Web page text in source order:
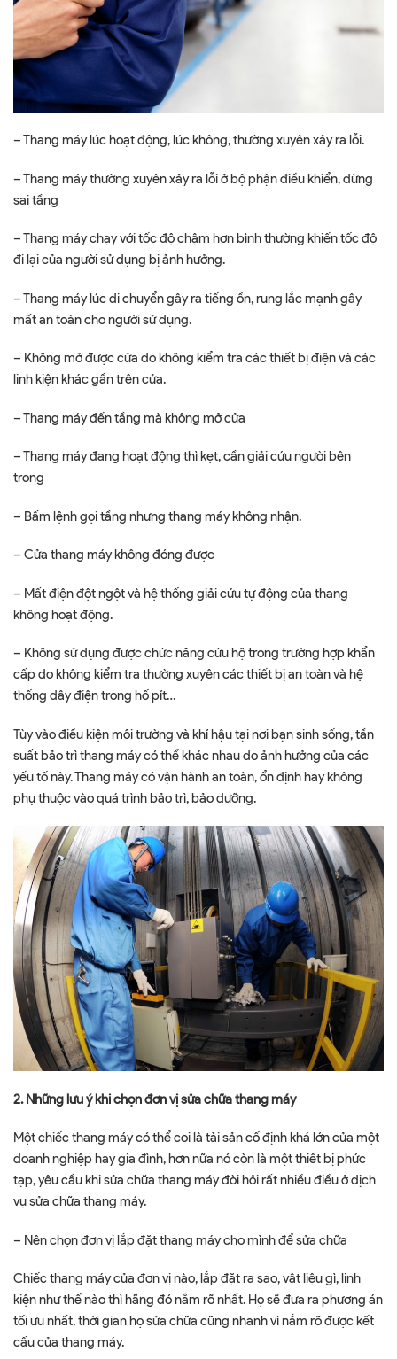
– Thang máy lúc hoạt động, lúc không, thường xuyên xảy ra lỗi.
– Thang máy thường xuyên xảy ra lỗi ở bộ phận điều khiển, dừng
sai tầng
– Thang máy chạy với tốc độ chậm hơn bình thường khiến tốc độ
đi lại của người sử dụng bị ảnh hưởng.
– Thang máy lúc di chuyển gây ra tiếng ồn, rung lắc mạnh gây
mất an toàn cho người sử dụng.
– Không mở được cửa do không kiểm tra các thiết bị điện và các
linh kiện khác gần trên cửa.
– Thang máy đến tầng mà không mở cửa
– Thang máy đang hoạt động thì kẹt, cần giải cứu người bên
trong
– Bấm lệnh gọi tầng nhưng thang máy không nhận.
– Cửa thang máy không đóng được
– Mất điện đột ngột và hệ thống giải cứu tự động của thang
không hoạt động.
– Không sử dụng được chức năng cứu hộ trong trường hợp khẩn
cấp do không kiểm tra thường xuyên các thiết bị an toàn và hệ
thống dây điện trong hố pít…
Tùy vào điều kiện môi trường và khí hậu tại nơi bạn sinh sống, tần
suất bảo trì thang máy có thể khác nhau do ảnh hưởng của các
yếu tố này. Thang máy có vận hành an toàn, ổn định hay không
phụ thuộc vào quá trình bảo trì, bảo dưỡng.
2. Những lưu ý khi chọn đơn vị sửa chữa thang máy
Một chiếc thang máy có thể coi là tài sản cố định khá lớn của một
doanh nghiệp hay gia đình, hơn nữa nó còn là một thiết bị phức
tạp, yêu cầu khi sửa chữa thang máy đòi hỏi rất nhiều điều ở dịch
vụ sửa chữa thang máy.
– Nên chọn đơn vị lắp đặt thang máy cho mình để sửa chữa
Chiếc thang máy của đơn vị nào, lắp đặt ra sao, vật liệu gì, linh
kiện như thế nào thì hãng đó nắm rõ nhất. Họ sẽ đưa ra phương án
tối ưu nhất, thời gian họ sửa chữa cũng nhanh vì nắm rõ được kết
cấu của thang máy.